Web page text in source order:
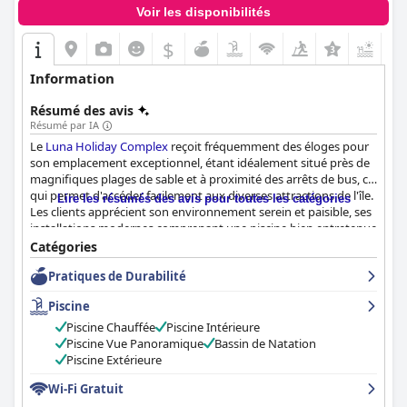
Voir les disponibilités
$
Information
Résumé des avis
Résumé par IA
Le Luna Holiday Complex reçoit fréquemment des éloges pour
son emplacement exceptionnel, étant idéalement situé près de
magnifiques plages de sable et à proximité des arrêts de bus, ce
qui permet d'accéder facilement aux diverses attractions de l'île.
Les clients apprécient son environnement serein et paisible, ses
installations modernes comprenant une piscine bien entretenue
sur le toit, un supermarché sur place et un centre de plongée.
Cela en fait un choix idéal pour les amateurs de plage, les
explorateurs et ceux qui recherchent une retraite tranquille.
Le petit-déjeuner au
mitigés. De nombreux clients apprécient les buffets savoureux
et copieux avec un éventail d'options sucrées, salées, chaudes et
froides, bien que certains trouvent la variété limitée et
le rapport qualité-prix, le petit-déjeuner satisfait généralement
Lire les résumés des avis pour toutes les catégories
Catégories
Pratiques de Durabilité
Piscine
Piscine Chauffée
Piscine Intérieure
Piscine Vue Panoramique
Bassin de Natation
Piscine Extérieure
Wi-Fi Gratuit